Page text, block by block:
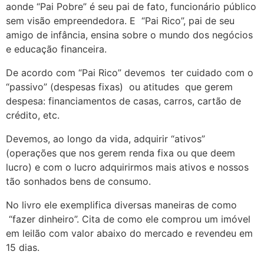
aonde “Pai Pobre” é seu pai de fato, funcionário público
sem visão empreendedora. E “Pai Rico”, pai de seu
amigo de infância, ensina sobre o mundo dos negócios
e educação financeira.
De acordo com “Pai Rico” devemos ter cuidado com o
“passivo” (despesas fixas) ou atitudes que gerem
despesa: financiamentos de casas, carros, cartão de
crédito, etc.
Devemos, ao longo da vida, adquirir “ativos”
(operações que nos gerem renda fixa ou que deem
lucro) e com o lucro adquirirmos mais ativos e nossos
tão sonhados bens de consumo.
No livro ele exemplifica diversas maneiras de como
“fazer dinheiro”. Cita de como ele comprou um imóvel
em leilão com valor abaixo do mercado e revendeu em
15 dias.